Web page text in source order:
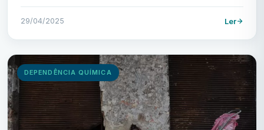
29/04/2025 Ler
DEPENDÊNCIA QUÍMICA